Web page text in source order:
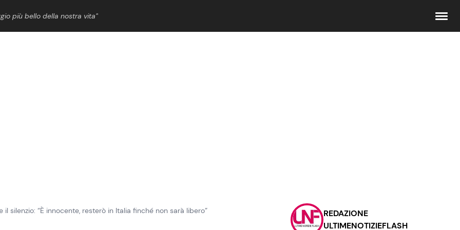
più bello della nostra vita”
Contattaci
Pubblicità
silenzio: “È innocente, resterò in Italia finché non sarà libero”
REDAZIONE
ULTIMENOTIZIEFLASH